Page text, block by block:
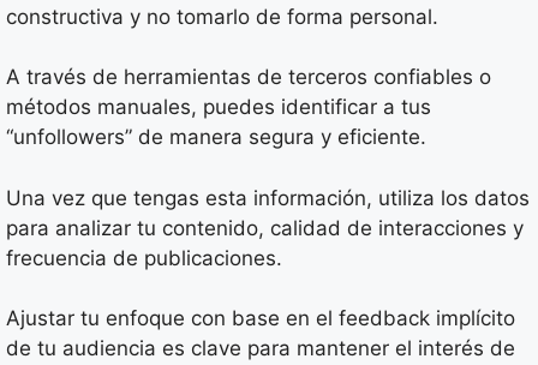
constructiva y no tomarlo de forma personal.
A través de herramientas de terceros confiables o
métodos manuales, puedes identificar a tus
“unfollowers” de manera segura y eficiente.
Una vez que tengas esta información, utiliza los datos
para analizar tu contenido, calidad de interacciones y
frecuencia de publicaciones.
Ajustar tu enfoque con base en el feedback implícito
de tu audiencia es clave para mantener el interés de